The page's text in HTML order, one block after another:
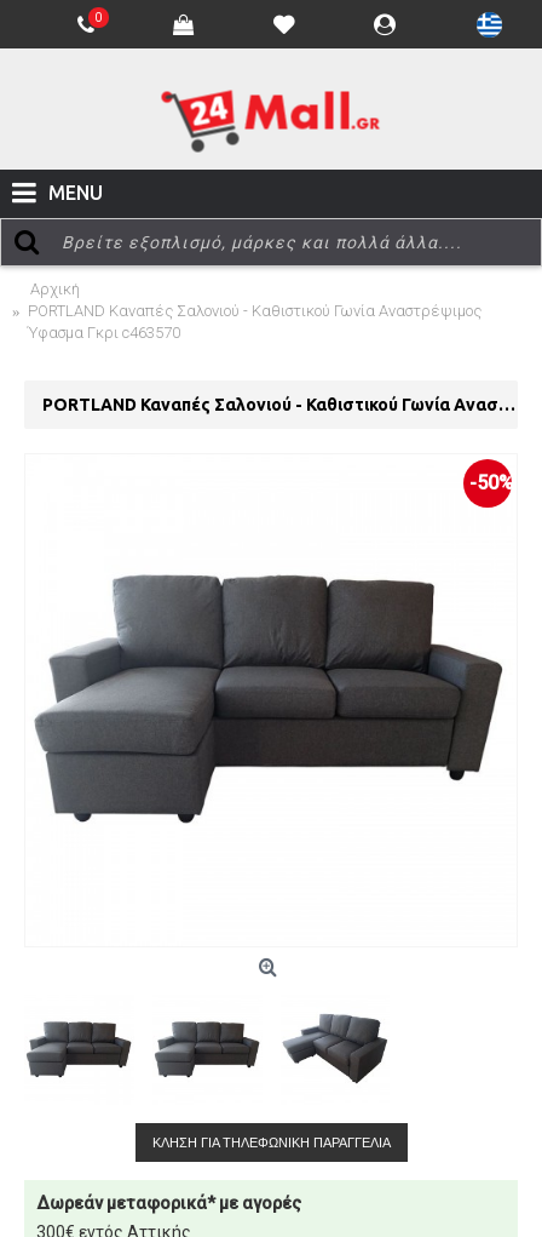
0
MENU
Αρχική
PORTLAND Καναπές Σαλονιού - Καθιστικού Γωνία Αναστρέψιμος
Ύφασμα Γκρι c463570
PORTLAND Καναπές Σαλονιού - Καθιστικού Γωνία Αναστρέψιμος Ύφασμα Γκρι c463570
-50%
ΚΛΉΣΗ ΓΙΑ ΤΗΛΕΦΩΝΙΚΉ ΠΑΡΑΓΓΕΛΊΑ
Δωρεάν μεταφορικά* με αγορές
300€ εντός Αττικής